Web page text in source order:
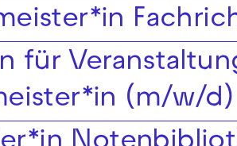
für
(m/w/d)